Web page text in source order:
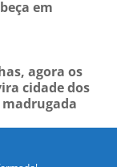
ferido
em
agora os
cidade dos